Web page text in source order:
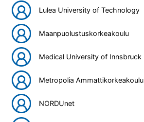
Lulea University of Technology
Maanpuolustuskorkeakoulu
Medical University of Innsbruck
Metropolia Ammattikorkeakoulu
NORDUnet